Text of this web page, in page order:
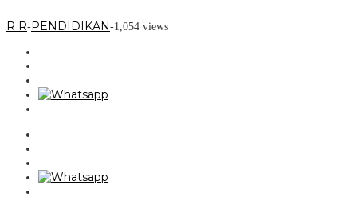
R R-PENDIDIKAN-1,054 views